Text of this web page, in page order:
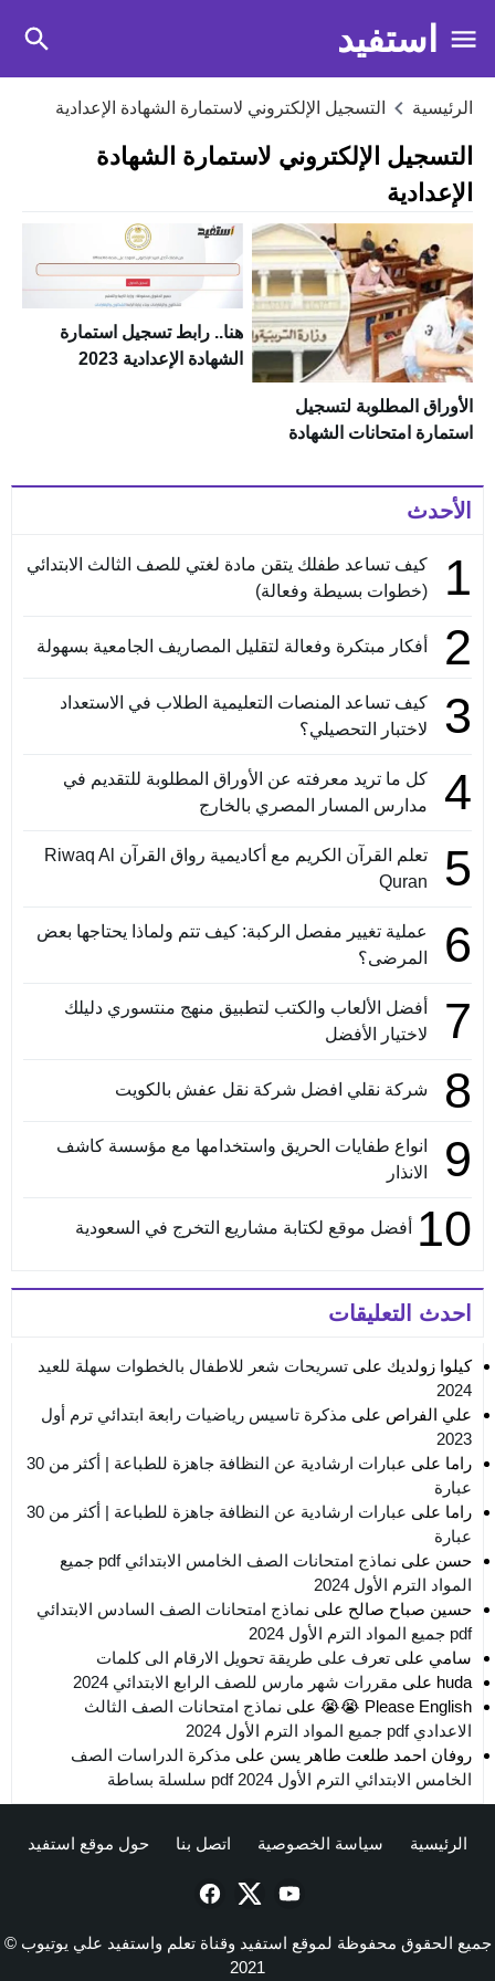
استفيد
الرئيسية التسجيل الإلكتروني لاستمارة الشهادة الإعدادية
التسجيل الإلكتروني لاستمارة الشهادة
الإعدادية
الأوراق المطلوبة لتسجيل
استمارة امتحانات الشهادة
هنا.. رابط تسجيل استمارة
الشهادة الإعدادية 2023
الأحدث
1
كيف تساعد طفلك يتقن مادة لغتي للصف الثالث الابتدائي
(خطوات بسيطة وفعالة)
2 أفكار مبتكرة وفعالة لتقليل المصاريف الجامعية بسهولة
3
كيف تساعد المنصات التعليمية الطلاب في الاستعداد
لاختبار التحصيلي؟
4
كل ما تريد معرفته عن الأوراق المطلوبة للتقديم في
مدارس المسار المصري بالخارج
5
تعلم القرآن الكريم مع أكاديمية رواق القرآن Riwaq Al
Quran
6
عملية تغيير مفصل الركبة: كيف تتم ولماذا يحتاجها بعض
المرضى؟
7
أفضل الألعاب والكتب لتطبيق منهج منتسوري دليلك
لاختيار الأفضل
8 شركة نقلي افضل شركة نقل عفش بالكويت
9
انواع طفايات الحريق واستخدامها مع مؤسسة كاشف
الانذار
10 أفضل موقع لكتابة مشاريع التخرج في السعودية
احدث التعليقات
كيلوا زولديك على تسريحات شعر للاطفال بالخطوات سهلة للعيد
2024
علي الفراص على مذكرة تاسيس رياضيات رابعة ابتدائي ترم أول
2023
راما على
عبارات ارشادية عن النظافة جاهزة للطباعة | أكثر من 30
عبارة
راما على
عبارات ارشادية عن النظافة جاهزة للطباعة | أكثر من 30
عبارة
حسن على
نماذج امتحانات الصف الخامس الابتدائي pdf جميع
المواد الترم الأول 2024
حسين صباح صالح على نماذج امتحانات الصف السادس الابتدائي
pdf جميع المواد الترم الأول 2024
سامي على تعرف على طريقة تحويل الارقام الى كلمات
huda على مقررات شهر مارس للصف الرابع الابتدائي 2024
Please English 😭😭
على نماذج امتحانات الصف الثالث
الاعدادي pdf جميع المواد الترم الأول 2024
روفان احمد طلعت طاهر يسن على مذكرة الدراسات الصف
الخامس الابتدائي الترم الأول 2024 pdf سلسلة بساطة
الرئيسية سياسة الخصوصية اتصل بنا حول موقع استفيد
جميع الحقوق محفوظة لموقع استفيد وقناة تعلم واستفيد علي يوتيوب ©
2021